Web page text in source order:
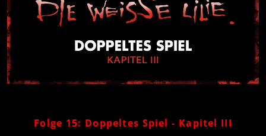
Folge 15: Doppeltes Spiel - Kapitel III